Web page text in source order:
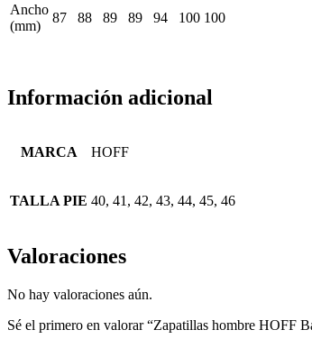
Ancho
(mm)
87 88 89 89 94 100 100
Información adicional
MARCA HOFF
TALLA PIE 40, 41, 42, 43, 44, 45, 46
Valoraciones
No hay valoraciones aún.
Sé el primero en valorar “Zapatillas hombre HOFF